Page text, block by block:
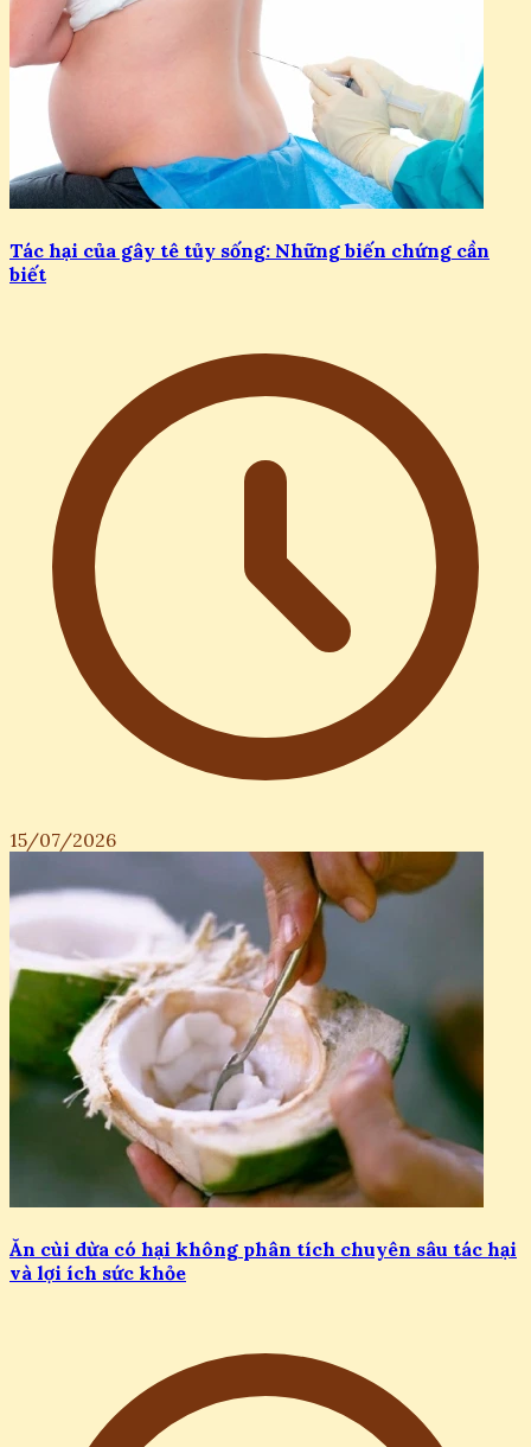
Tác hại của gây tê tủy sống: Những biến chứng cần
biết
15/07/2026
Ăn cùi dừa có hại không phân tích chuyên sâu tác hại
và lợi ích sức khỏe